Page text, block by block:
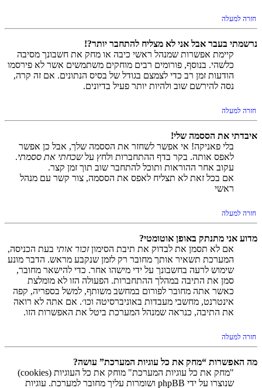
חזרה למעלה
נרשמתי בעבר אבל אני לא מצליח להתחבר יותר?!
קיימת אפשרות שמנהל ראשי כיבה או מחק את חשבונך מסיבה
כלשהי. בנוסף, פורומים רבים מוחקים משתמשים אשר לא פירסמו
הודעות זמן רב כדי לצמצם בגודל של בסיס הנתונים. אם זה קרה,
נסה להירשם שוב ולהיות יותר פעיל בדיונים.
חזרה למעלה
איבדתי את הססמה שלי!
בלי פאניקה! אי אפשר לשחזר את הססמה שלך, אבל כן אפשר
לאפס אותה. בקר בדף ההתחברות ולחץ עלשכחתי את ססמתי.
עקוב אחר ההוראות ותוכל להתחבר שוב תוך זמן קצר.
אם בכל זאת לא תצליח לאפס את הססמה, צור קשר עם מנהל
ראשי
חזרה למעלה
מדוע אני מתנתק באופן אוטומטי?
אם לא תסמן את לבדוק את תיבת הסימוןזכור אותי בעת הכניסה,
המערכת תשאיר אותך מחובר רק לזמן שנקבע מראש. הדבר מונע
שימוש לרעה בחשבונך על ידי מישהו אחר. כדי להישאר מחובר,
סמן את התיבה במהלך ההתחברות. הפעולה הזו לא מומלצת
כאשר אתה מחובר לפורום במחשב משותף, למשל בספריה, קפה
אינטרנט, מחשבי מעבדות באוניברסיטה וכו׳. אם אתה לא רואה
את התיבה, כנראה שמנהל המערכת ביטל את האפשרות הזו.
חזרה למעלה
מה האפשרות “מחק את כל עוגיות המערכת” עושה?
"מחק את כל עוגיות המערכת" מוחק את כל העוגיות (cookies)
שנוצרו על ידי phpBB ושומרות עליך מחובר למערכת. עוגיות